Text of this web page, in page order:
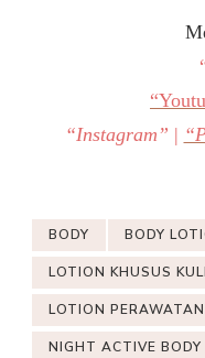
“Instagram” |
BODY BODY
LOTION KHUSUS
LOTION
NIGHT ACTIVE BODY